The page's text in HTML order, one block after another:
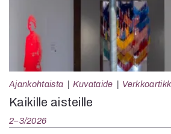
Ajankohtaista Kuvataide
Kaikille aisteille
2–3/2026